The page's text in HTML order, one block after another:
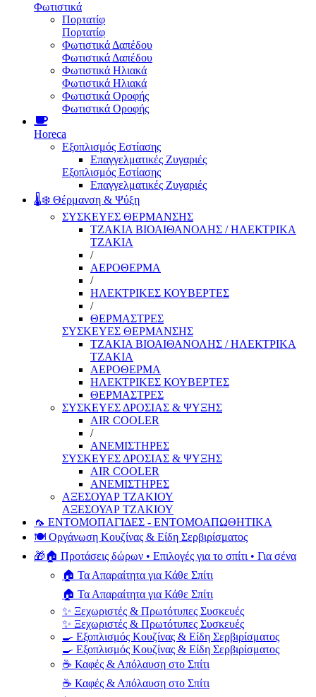
Φωτιστικά
Πορτατίφ
Πορτατίφ
Φωτιστικά Δαπέδου
Φωτιστικά Δαπέδου
Φωτιστικά Ηλιακά
Φωτιστικά Ηλιακά
Φωτιστικά Οροφής
Φωτιστικά Οροφής
Horeca
Εξοπλισμός Εστίασης
Επαγγελματικές Ζυγαριές
Εξοπλισμός Εστίασης
Επαγγελματικές Ζυγαριές
🌡️❄️ Θέρμανση & Ψύξη
ΣΥΣΚΕΥΕΣ ΘΕΡΜΑΝΣΗΣ
ΤΖΑΚΙΑ ΒΙΟΑΙΘΑΝΟΛΗΣ / ΗΛΕΚΤΡΙΚΑ
ΤΖΑΚΙΑ
/
ΑΕΡΟΘΕΡΜΑ
/
ΗΛΕΚΤΡΙΚΕΣ ΚΟΥΒΕΡΤΕΣ
/
ΘΕΡΜΑΣΤΡΕΣ
ΣΥΣΚΕΥΕΣ ΘΕΡΜΑΝΣΗΣ
ΤΖΑΚΙΑ ΒΙΟΑΙΘΑΝΟΛΗΣ / ΗΛΕΚΤΡΙΚΑ
ΤΖΑΚΙΑ
ΑΕΡΟΘΕΡΜΑ
ΗΛΕΚΤΡΙΚΕΣ ΚΟΥΒΕΡΤΕΣ
ΘΕΡΜΑΣΤΡΕΣ
ΣΥΣΚΕΥΕΣ ΔΡΟΣΙΑΣ & ΨΥΞΗΣ
AIR COOLER
/
ΑΝΕΜΙΣΤΗΡΕΣ
ΣΥΣΚΕΥΕΣ ΔΡΟΣΙΑΣ & ΨΥΞΗΣ
AIR COOLER
ΑΝΕΜΙΣΤΗΡΕΣ
ΑΞΕΣΟΥΑΡ ΤΖΑΚΙΟΥ
ΑΞΕΣΟΥΑΡ ΤΖΑΚΙΟΥ
🦟 ΕΝΤΟΜΟΠΑΓΙΔΕΣ - ΕΝΤΟΜΟΑΠΩΘΗΤΙΚΑ
🍽️ Οργάνωση Κουζίνας & Είδη Σερβιρίσματος
🎁🏠 Προτάσεις δώρων • Επιλογές για το σπίτι • Για σένα
🏠 Τα Απαραίτητα για Κάθε Σπίτι
🏠 Τα Απαραίτητα για Κάθε Σπίτι
✨ Ξεχωριστές & Πρωτότυπες Συσκευές
✨ Ξεχωριστές & Πρωτότυπες Συσκευές
🍳 Εξοπλισμός Κουζίνας & Είδη Σερβιρίσματος
🍳 Εξοπλισμός Κουζίνας & Είδη Σερβιρίσματος
☕ Καφές & Απόλαυση στο Σπίτι
☕ Καφές & Απόλαυση στο Σπίτι